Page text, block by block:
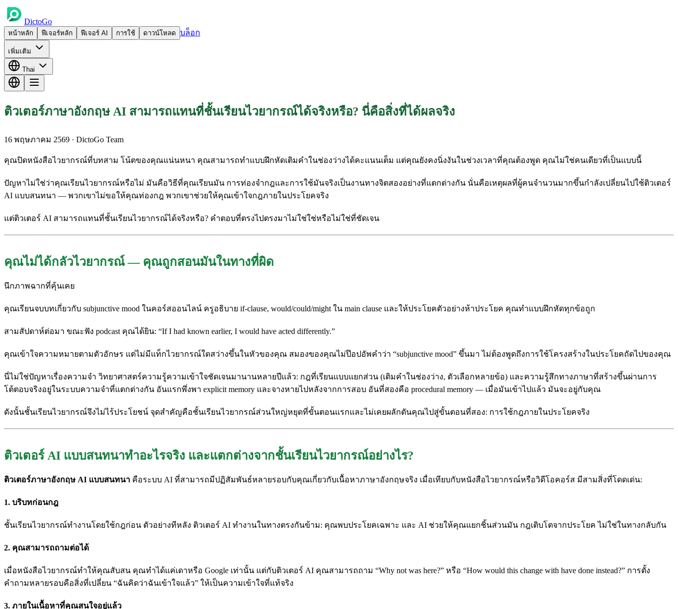
DictoGo
หน้าหลัก ฟีเจอร์หลัก ฟีเจอร์ AI การใช้ ดาวน์โหลด บล็อก
เพิ่มเติม
Thai
ติวเตอร์ภาษาอังกฤษ AI สามารถแทนที่ชั้นเรียนไวยากรณ์ได้จริงหรือ? นี่คือสิ่งที่ได้ผลจริง
16 พฤษภาคม 2569 · DictoGo Team
คุณปิดหนังสือไวยากรณ์ที่บทสาม โน้ตของคุณแน่นหนา คุณสามารถทำแบบฝึกหัดเติมคำในช่องว่างได้คะแนนเต็ม แต่คุณยังคงนิ่งงันในช่วงเวลาที่คุณต้องพูด คุณไม่ใช่คนเดียวที่เป็นแบบนี้
ปัญหาไม่ใช่ว่าคุณเรียนไวยากรณ์หรือไม่ มันคือวิธีที่คุณเรียนมัน การท่องจำกฎและการใช้มันจริงเป็นงานทางจิตสองอย่างที่แตกต่างกัน นั่นคือเหตุผลที่ผู้คนจำนวนมากขึ้นกำลังเปลี่ยนไปใช้ติวเตอร์
AI แบบสนทนา — พวกเขาไม่ขอให้คุณท่องกฎ พวกเขาช่วยให้คุณเข้าใจกฎภายในประโยคจริง
แต่ติวเตอร์ AI สามารถแทนที่ชั้นเรียนไวยากรณ์ได้จริงหรือ? คำตอบที่ตรงไปตรงมาไม่ใช่ใช่หรือไม่ใช่ที่ชัดเจน
คุณไม่ได้กลัวไวยากรณ์ — คุณถูกสอนมันในทางที่ผิด
นึกภาพฉากที่คุ้นเคย
คุณเรียนจบบทเกี่ยวกับ subjunctive mood ในคอร์สออนไลน์ ครูอธิบาย if-clause, would/could/might ใน main clause และให้ประโยคตัวอย่างห้าประโยค คุณทำแบบฝึกหัดทุกข้อถูก
สามสัปดาห์ต่อมา ขณะฟัง podcast คุณได้ยิน: “If I had known earlier, I would have acted differently.”
คุณเข้าใจความหมายตามตัวอักษร แต่ไม่มีแท็กไวยากรณ์ใดสว่างขึ้นในหัวของคุณ สมองของคุณไม่ป๊อปอัพคำว่า “subjunctive mood” ขึ้นมา ไม่ต้องพูดถึงการใช้โครงสร้างในประโยคถัดไปของคุณ
นี่ไม่ใช่ปัญหาเรื่องความจำ วิทยาศาสตร์ความรู้ความเข้าใจชัดเจนมานานหลายปีแล้ว: กฎที่เรียนแบบแยกส่วน (เติมคำในช่องว่าง, ตัวเลือกหลายข้อ) และความรู้สึกทางภาษาที่สร้างขึ้นผ่านการ
โต้ตอบจริงอยู่ในระบบความจำที่แตกต่างกัน อันแรกพึ่งพา explicit memory และจางหายไปหลังจากการสอบ อันที่สองคือ procedural memory — เมื่อมันเข้าไปแล้ว มันจะอยู่กับคุณ
ดังนั้นชั้นเรียนไวยากรณ์จึงไม่ไร้ประโยชน์ จุดสำคัญคือชั้นเรียนไวยากรณ์ส่วนใหญ่หยุดที่ขั้นตอนแรกและไม่เคยผลักดันคุณไปสู่ขั้นตอนที่สอง: การใช้กฎภายในประโยคจริง
ติวเตอร์ AI แบบสนทนาทำอะไรจริง และแตกต่างจากชั้นเรียนไวยากรณ์อย่างไร?
ติวเตอร์ภาษาอังกฤษ AI แบบสนทนา คือระบบ AI ที่สามารถมีปฏิสัมพันธ์หลายรอบกับคุณเกี่ยวกับเนื้อหาภาษาอังกฤษจริง เมื่อเทียบกับหนังสือไวยากรณ์หรือวิดีโอคอร์ส มีสามสิ่งที่โดดเด่น:
1. บริบทก่อนกฎ
ชั้นเรียนไวยากรณ์ทำงานโดยใช้กฎก่อน ตัวอย่างทีหลัง ติวเตอร์ AI ทำงานในทางตรงกันข้าม: คุณพบประโยคเฉพาะ และ AI ช่วยให้คุณแยกชิ้นส่วนมัน กฎเติบโตจากประโยค ไม่ใช่ในทางกลับกัน
2. คุณสามารถถามต่อได้
เมื่อหนังสือไวยากรณ์ทำให้คุณสับสน คุณทำได้แค่เดาหรือ Google เท่านั้น แต่กับติวเตอร์ AI คุณสามารถถาม “Why not was here?” หรือ “How would this change with have done instead?” การตั้ง
คำถามหลายรอบคือสิ่งที่เปลี่ยน “ฉันคิดว่าฉันเข้าใจแล้ว” ให้เป็นความเข้าใจที่แท้จริง
3. ภายในเนื้อหาที่คุณสนใจอยู่แล้ว